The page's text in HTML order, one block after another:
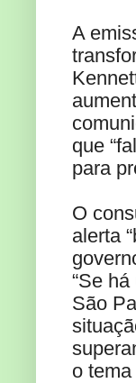
A
que
para
O
alerta
“Se
São
o